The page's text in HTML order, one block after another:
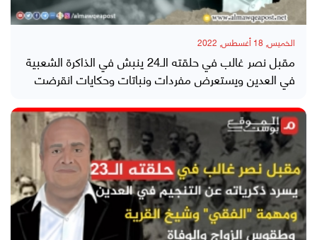
الخميس, 18 أغسطس, 2022
مقبل نصر غالب في حلقته الـ24 ينبش في الذاكرة الشعبية
في العدين ويستعرض مفردات ونباتات وحكايات انقرضت